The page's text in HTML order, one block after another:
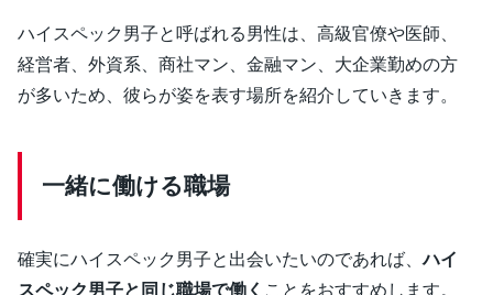
ハイスペック男子と呼ばれる男性は、高級官僚や医師、
経営者、外資系、商社マン、金融マン、大企業勤めの方
が多いため、彼らが姿を表す場所を紹介していきます。
一緒に働ける職場
確実にハイスペック男子と出会いたいのであれば、ハイ
スペック男子と同じ職場で働く ことをおすすめします。